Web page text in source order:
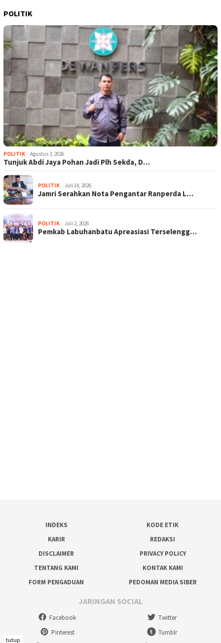
POLITIK
POLITIK Agustus 3, 2026
Tunjuk Abdi Jaya Pohan Jadi Plh Sekda, D…
POLITIK Juli 14, 2026
Jamri Serahkan Nota Pengantar Ranperda L…
POLITIK Juli 2, 2026
Pemkab Labuhanbatu Apreasiasi Terselengg…
INDEKS
KODE ETIK
KARIR
REDAKSI
DISCLAIMER
PRIVACY POLICY
TENTANG KAMI
KONTAK KAMI
FORM PENGADUAN
PEDOMAN MEDIA SIBER
JARINGAN SOCIAL
Facebook
Twitter
Pinterest
Tumblr
tutup